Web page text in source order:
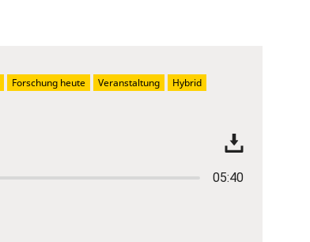
05:40
Forschung heute Veranstaltung Hybrid